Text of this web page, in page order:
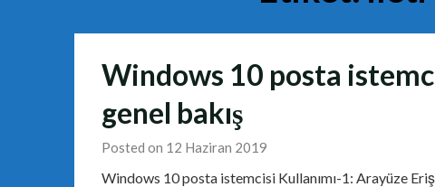
Windows 10 posta
genel bakış
Posted on 12 Haziran 2019
Windows 10 posta istemcisi Kullanımı-1: Arayüze